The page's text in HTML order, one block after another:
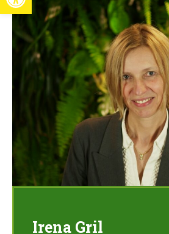
Irena Gril